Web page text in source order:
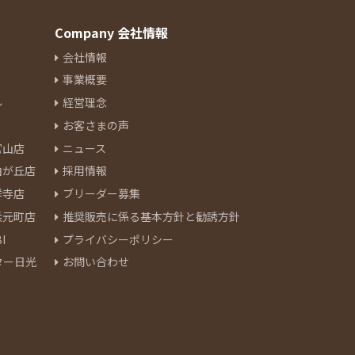
店
丘店
店
町店
日光
Company 会社情報
会社情報
事業概要
経営理念
お客さまの声
ニュース
採用情報
ブリーダー募集
推奨販売に係る基本方針と勧誘方針
プライバシーポリシー
お問い合わせ